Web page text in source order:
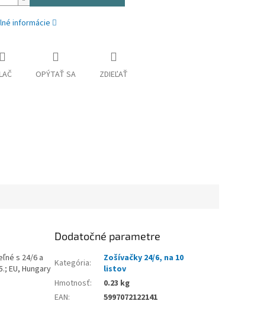
informácie
OPÝTAŤ SA ZDIEĽAŤ
s 24/6 a
EU, Hungary
Dodatočné parametre
Kategória:
Zošívačky 24/6, na 10
listov
Hmotnosť:
0.23 kg
EAN: 5997072122141